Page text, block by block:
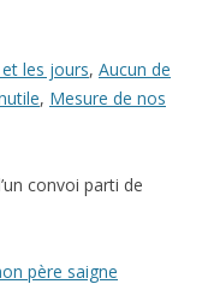
les jours, Aucun de
, Mesure de nos
convoi parti de
père saigne